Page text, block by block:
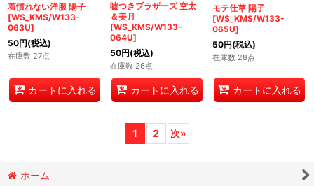
着慣れない洋服 陽子
[WS_KMS/W133-
063U]
50円(税込)
在庫数 27点
カートに入れる
嘘つきブラザーズ 空太
＆美月
[WS_KMS/W133-
064U]
50円(税込)
在庫数 26点
カートに入れる
モテ仕草 陽子
[WS_KMS/W133-
065U]
50円(税込)
在庫数 28点
カートに入れる
1 2 次»
ホーム